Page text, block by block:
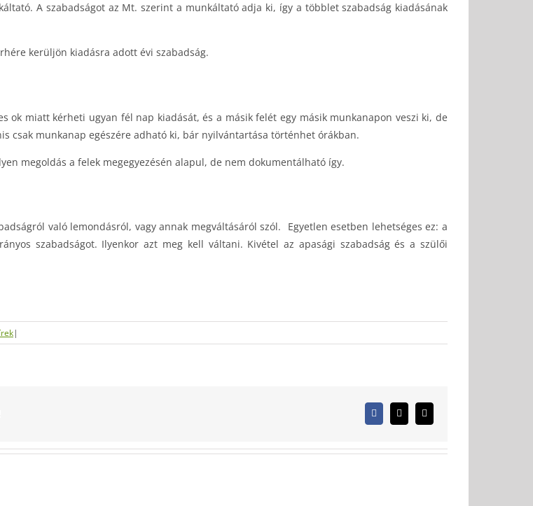
A szabadságot az Mt. szerint a munkáltató adja ki, így a többlet szabadság kiadásának
kerüljön kiadásra adott évi szabadság.
ok miatt kérheti ugyan fél nap kiadását, és a másik felét egy másik munkanapon veszi ki, de
csak munkanap egészére adható ki, bár nyilvántartása történhet órákban.
megoldás a felek megegyezésén alapul, de nem dokumentálható így.
való lemondásról, vagy annak megváltásáról szól. Egyetlen esetben lehetséges ez: a
szabadságot. Ilyenkor azt meg kell váltani. Kivétel az apasági szabadság és a szülői
|
Facebook
X Email: